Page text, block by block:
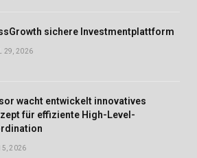
sichere Investmentplattform
29, 2026
wacht entwickelt innovatives
für effiziente High-Level-
2026